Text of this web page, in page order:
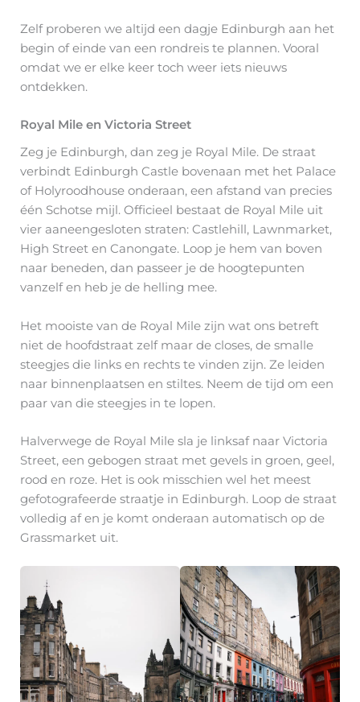
Zelf proberen we altijd een dagje Edinburgh aan het
begin of einde van een rondreis te plannen. Vooral
omdat we er elke keer toch weer iets nieuws
ontdekken.
Royal Mile en Victoria Street
Zeg je Edinburgh, dan zeg je Royal Mile. De straat
verbindt Edinburgh Castle bovenaan met het Palace
of Holyroodhouse onderaan, een afstand van precies
één Schotse mijl. Officieel bestaat de Royal Mile uit
vier aaneengesloten straten: Castlehill, Lawnmarket,
High Street en Canongate. Loop je hem van boven
naar beneden, dan passeer je de hoogtepunten
vanzelf en heb je de helling mee.
Het mooiste van de Royal Mile zijn wat ons betreft
niet de hoofdstraat zelf maar de closes, de smalle
steegjes die links en rechts te vinden zijn. Ze leiden
naar binnenplaatsen en stiltes. Neem de tijd om een
paar van die steegjes in te lopen.
Halverwege de Royal Mile sla je linksaf naar Victoria
Street, een gebogen straat met gevels in groen, geel,
rood en roze. Het is ook misschien wel het meest
gefotografeerde straatje in Edinburgh. Loop de straat
volledig af en je komt onderaan automatisch op de
Grassmarket uit.